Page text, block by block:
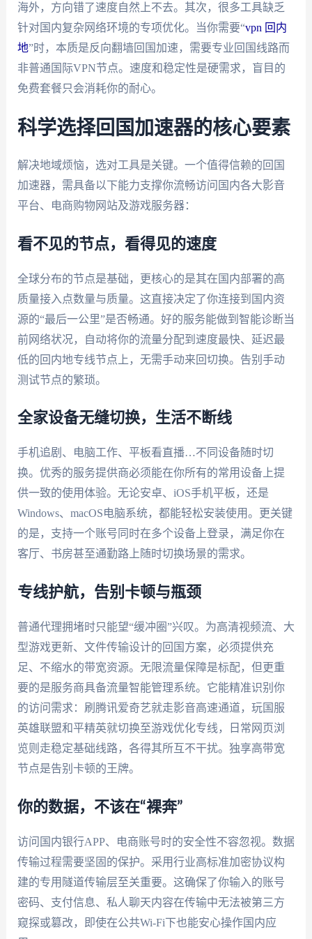
海外，方向错了速度自然上不去。其次，很多工具缺乏
针对国内复杂网络环境的专项优化。当你需要“vpn 回内
地”时，本质是反向翻墙回国加速，需要专业回国线路而
非普通国际VPN节点。速度和稳定性是硬需求，盲目的
免费套餐只会消耗你的耐心。
科学选择回国加速器的核心要素
解决地域烦恼，选对工具是关键。一个值得信赖的回国
加速器，需具备以下能力支撑你流畅访问国内各大影音
平台、电商购物网站及游戏服务器：
看不见的节点，看得见的速度
全球分布的节点是基础，更核心的是其在国内部署的高
质量接入点数量与质量。这直接决定了你连接到国内资
源的“最后一公里”是否畅通。好的服务能做到智能诊断当
前网络状况，自动将你的流量分配到速度最快、延迟最
低的回内地专线节点上，无需手动来回切换。告别手动
测试节点的繁琐。
全家设备无缝切换，生活不断线
手机追剧、电脑工作、平板看直播…不同设备随时切
换。优秀的服务提供商必须能在你所有的常用设备上提
供一致的使用体验。无论安卓、iOS手机平板，还是
Windows、macOS电脑系统，都能轻松安装使用。更关键
的是，支持一个账号同时在多个设备上登录，满足你在
客厅、书房甚至通勤路上随时切换场景的需求。
专线护航，告别卡顿与瓶颈
普通代理拥堵时只能望“缓冲圈”兴叹。为高清视频流、大
型游戏更新、文件传输设计的回国方案，必须提供充
足、不缩水的带宽资源。无限流量保障是标配，但更重
要的是服务商具备流量智能管理系统。它能精准识别你
的访问需求：刷腾讯爱奇艺就走影音高速通道，玩国服
英雄联盟和平精英就切换至游戏优化专线，日常网页浏
览则走稳定基础线路，各得其所互不干扰。独享高带宽
节点是告别卡顿的王牌。
你的数据，不该在“裸奔”
访问国内银行APP、电商账号时的安全性不容忽视。数据
传输过程需要坚固的保护。采用行业高标准加密协议构
建的专用隧道传输层至关重要。这确保了你输入的账号
密码、支付信息、私人聊天内容在传输中无法被第三方
窥探或篡改，即使在公共Wi-Fi下也能安心操作国内应